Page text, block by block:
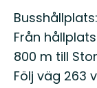
Beskrivning
Från
800 m till
Följ väg 263